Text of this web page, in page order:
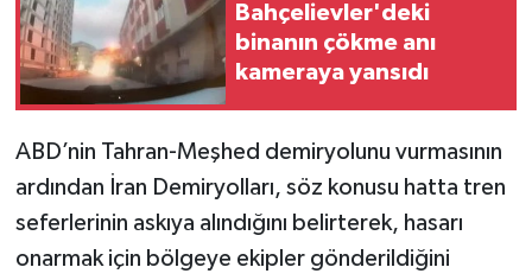
Bahçelievler'deki
binanın çökme anı
kameraya yansıdı
ABD’nin Tahran-Meşhed demiryolunu vurmasının
ardından İran Demiryolları, söz konusu hatta tren
seferlerinin askıya alındığını belirterek, hasarı
onarmak için bölgeye ekipler gönderildiğini